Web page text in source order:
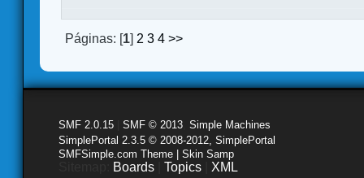
Páginas: [1] 2 3 4 >>
SMF 2.0.15 SMF © 2013 Simple Machines
SimplePortal 2.3.5 © 2008-2012, SimplePortal
SMFSimple.com Theme | Skin Samp
Boards Topics XML